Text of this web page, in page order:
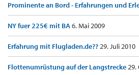
Prominente an Bord - Erfahrungen und
NY fuer 225€ mit BA6. Mai 2009
Erfahrung mit Flugladen.de??29. Juli 2010
Flottenumrüstung auf der Langstrecke29.